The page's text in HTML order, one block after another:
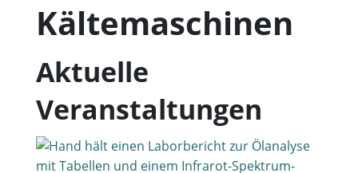
Kältemaschinen
Aktuelle
Veranstaltungen